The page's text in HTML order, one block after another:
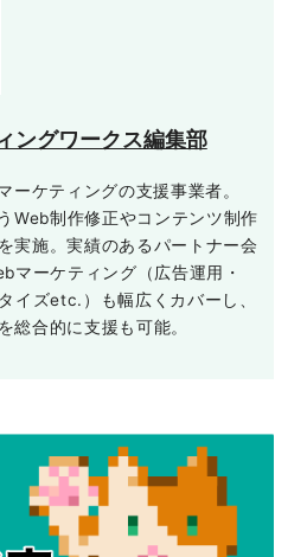
ングワークス編集部
ーケティングの支援事業者。
Web制作修正やコンテンツ制作
実施。実績のあるパートナー会
マーケティング（広告運用・
イズetc.）も幅広くカバーし、
総合的に支援も可能。